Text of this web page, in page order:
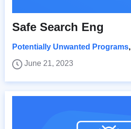
Safe Search Eng
Potentially Unwanted Programs,
June 21, 2023